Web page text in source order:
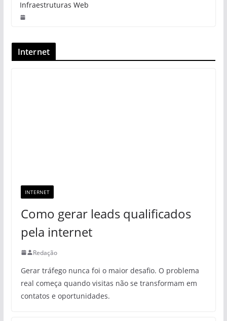
Infraestruturas Web
Internet
INTERNET
Como gerar leads qualificados
pela internet
Redação
Gerar tráfego nunca foi o maior desafio. O problema
real começa quando visitas não se transformam em
contatos e oportunidades.